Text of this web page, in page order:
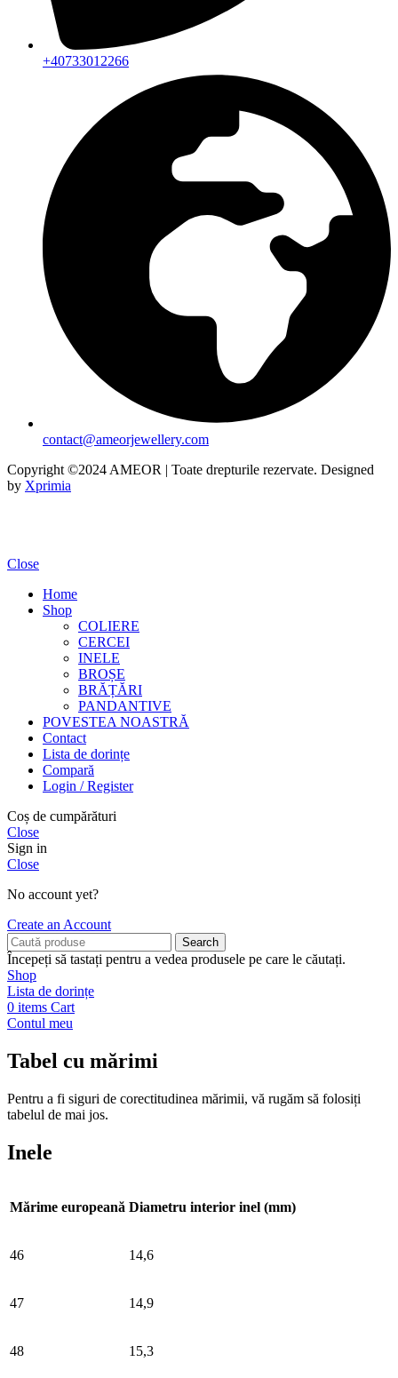
+40733012266
contact@ameorjewellery.com
Copyright ©2024 AMEOR | Toate drepturile rezervate. Designed
by Xprimia
Close
Home
Shop
COLIERE
CERCEI
INELE
BROȘE
BRĂȚĂRI
PANDANTIVE
POVESTEA NOASTRĂ
Contact
Lista de dorințe
Compară
Login / Register
Coș de cumpărături
Close
Sign in
Close
No account yet?
Create an Account
Search
Începeți să tastați pentru a vedea produsele pe care le căutați.
Shop
Lista de dorințe
0 items Cart
Contul meu
Tabel cu mărimi
Pentru a fi siguri de corectitudinea mărimii, vă rugăm să folosiți
tabelul de mai jos.
Inele
Mărime europeană Diametru interior inel (mm)
46 14,6
47 14,9
48 15,3